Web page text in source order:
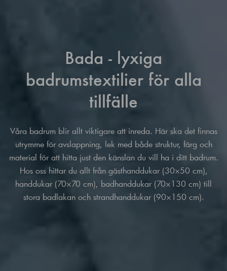
Bada - lyxiga
badrumstextilier för alla
tillfälle
Våra badrum blir allt viktigare att inreda. Här ska det finnas
utrymme för avslappning, lek med både struktur, färg och
material för att hitta just den känslan du vill ha i ditt badrum.
Hos oss hittar du allt från gästhanddukar (30×50 cm),
handdukar (70×70 cm), badhanddukar (70×130 cm) till
stora badlakan och strandhanddukar (90×150 cm).